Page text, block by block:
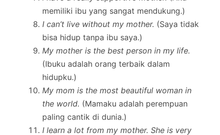
memiliki ibu yang sangat mendukung.)
I can’t live without my mother. (Saya tidak
bisa hidup tanpa ibu saya.)
My mother is the best person in my life.
(Ibuku adalah orang terbaik dalam
hidupku.)
My mom is the most beautiful woman in
the world. (Mamaku adalah perempuan
paling cantik di dunia.)
I learn a lot from my mother. She is very